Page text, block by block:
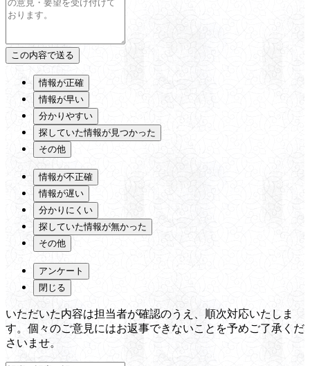
情報が正確
情報が早い
分かりやすい
探していた情報が見つかった
その他
情報が不正確
情報が遅い
分かりにくい
探していた情報が無かった
その他
アンケート
閉じる
いただいた内容は担当者が確認のうえ、順次対応いたしま
す。個々のご意見にはお返事できないことを予めご了承くだ
さいませ。